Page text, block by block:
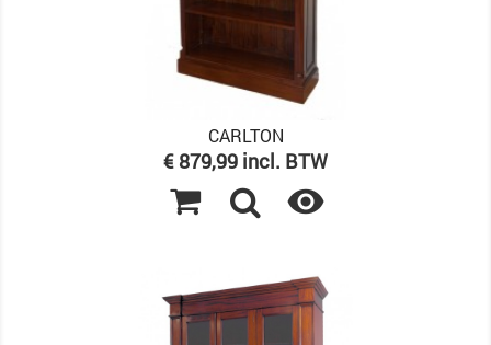
CARLTON
Prijs
€ 879,99 incl. BTW
